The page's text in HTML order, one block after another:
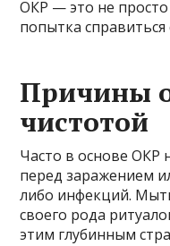
ОКР — это не
попытка справиться
Причины
чистотой
Часто в основе ОКР
перед заражением
либо инфекций.
своего рода
этим глубинным